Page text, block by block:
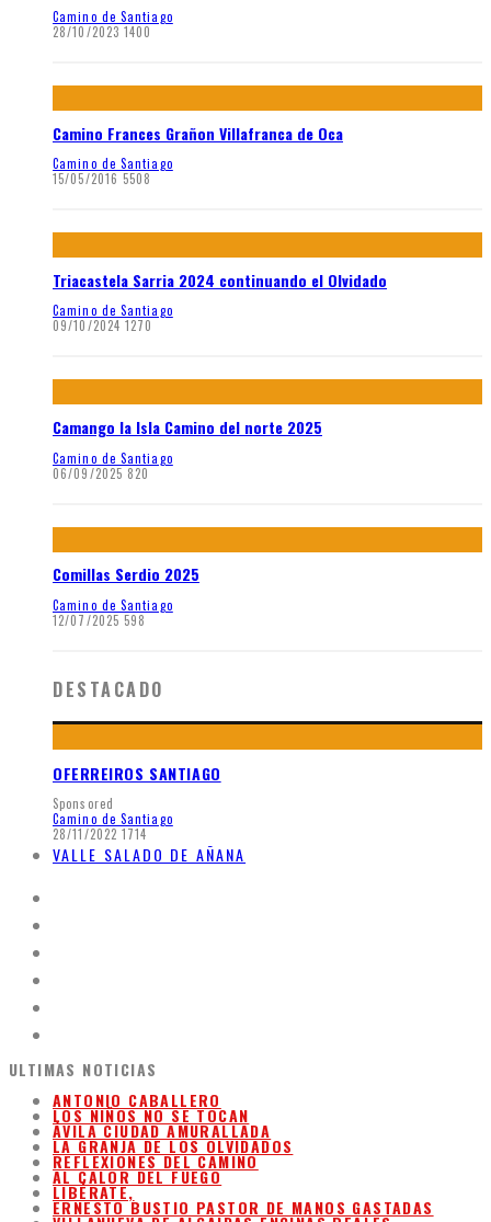
Camino de Santiago
28/10/2023 1400
Camino Frances Grañon Villafranca de Oca
Camino de Santiago
15/05/2016 5508
Triacastela Sarria 2024 continuando el Olvidado
Camino de Santiago
09/10/2024 1270
Camango la Isla Camino del norte 2025
Camino de Santiago
06/09/2025 820
Comillas Serdio 2025
Camino de Santiago
12/07/2025 598
DESTACADO
OFERREIROS SANTIAGO
Sponsored
Camino de Santiago
28/11/2022 1714
VALLE SALADO DE AÑANA
ULTIMAS NOTICIAS
ANTONIO CABALLERO
LOS NIÑOS NO SE TOCAN
ÁVILA CIUDAD AMURALLADA
LA GRANJA DE LOS OLVIDADOS
REFLEXIONES DEL CAMINO
AL CALOR DEL FUEGO
LIBÉRATE,
ERNESTO BUSTIO PASTOR DE MANOS GASTADAS